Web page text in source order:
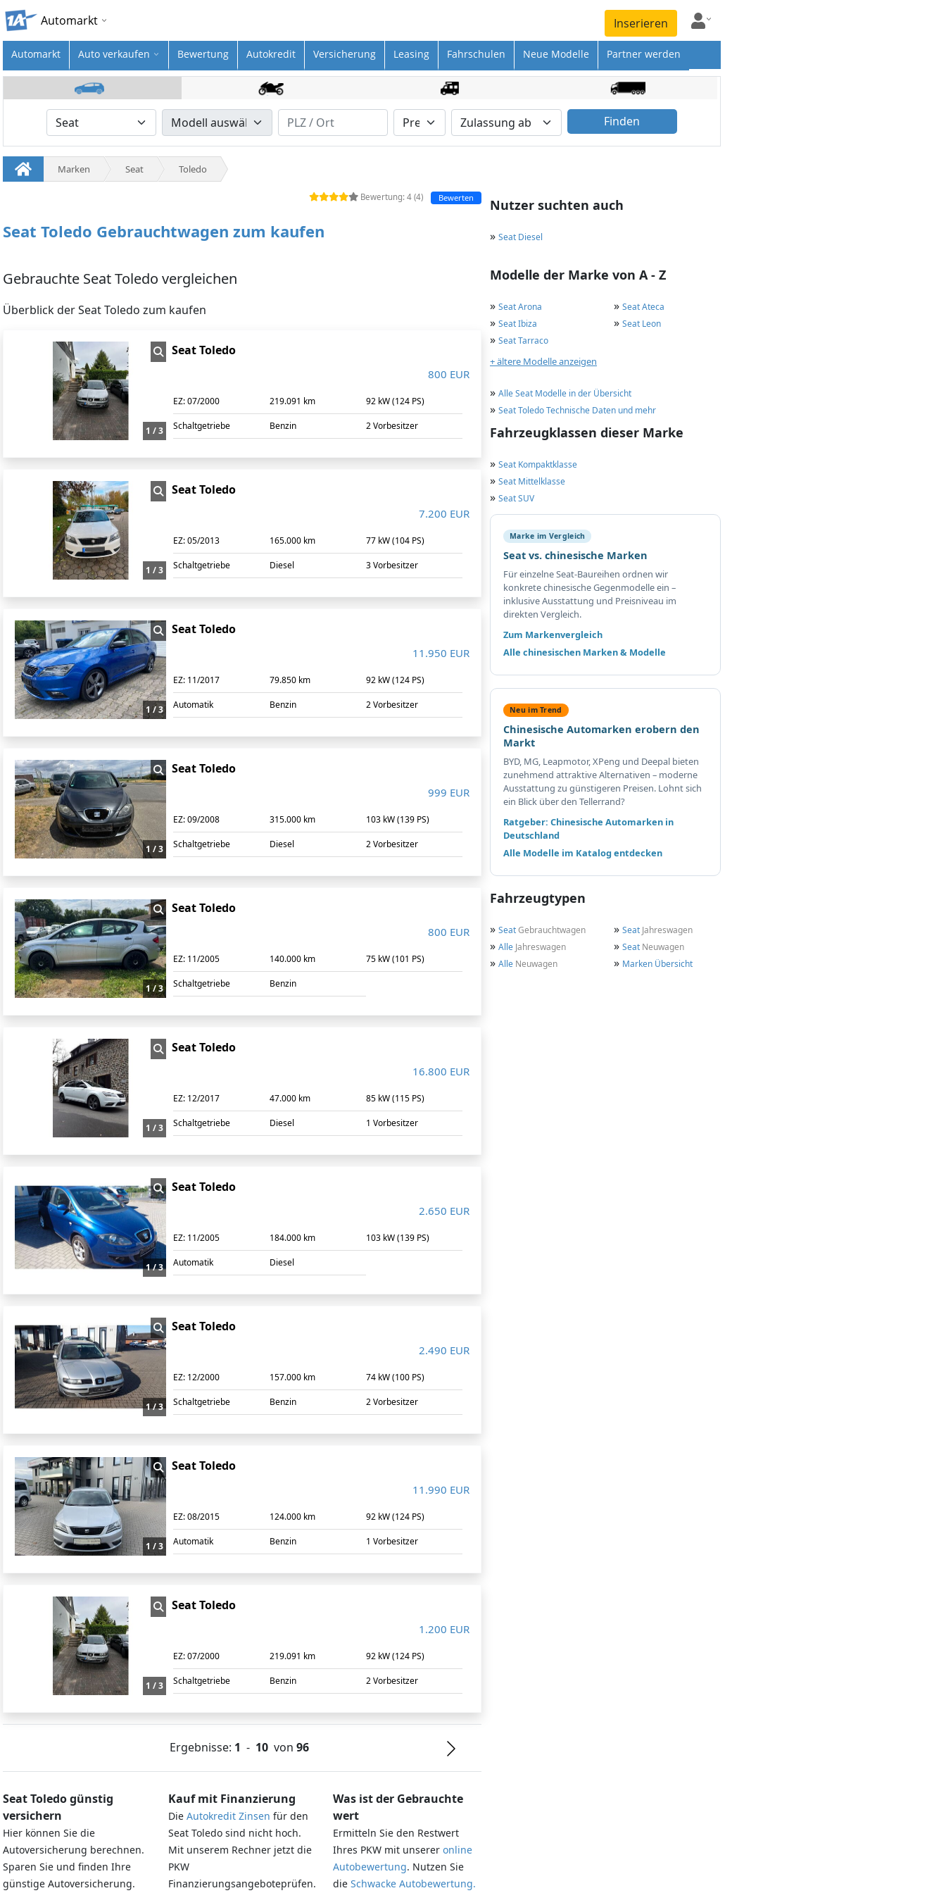
Automarkt Inserieren
Automarkt Auto verkaufen Bewertung Autokredit Versicherung Leasing Fahrschulen Neue Modelle Partner werden
Finden
Marken Seat Toledo
Nutzer suchten auch
» Seat Diesel
Modelle der Marke von A - Z
» Seat Arona » Seat Ateca
» Seat Ibiza » Seat Leon
» Seat Tarraco
+ ältere Modelle anzeigen
» Alle Seat Modelle in der Übersicht
» Seat Toledo Technische Daten und mehr
Fahrzeugklassen dieser Marke
» Seat Kompaktklasse
» Seat Mittelklasse
» Seat SUV
Marke im Vergleich
Seat vs. chinesische Marken
Für einzelne Seat-Baureihen ordnen wir
konkrete chinesische Gegenmodelle ein –
inklusive Ausstattung und Preisniveau im
direkten Vergleich.
Zum Markenvergleich
Alle chinesischen Marken & Modelle
Neu im Trend
Chinesische Automarken erobern den
Markt
BYD, MG, Leapmotor, XPeng und Deepal bieten
zunehmend attraktive Alternativen – moderne
Ausstattung zu günstigeren Preisen. Lohnt sich
ein Blick über den Tellerrand?
Ratgeber: Chinesische Automarken in
Deutschland
Alle Modelle im Katalog entdecken
Fahrzeugtypen
» SeatGebrauchtwagen » Seat Jahreswagen
» Alle Jahreswagen » Seat Neuwagen
» Alle Neuwagen » Marken Übersicht
Bewertung: 4 (4) Bewerten
Seat Toledo Gebrauchtwagen zum kaufen
Gebrauchte Seat Toledo vergleichen
Überblick der Seat Toledo zum kaufen
1 / 3
Seat Toledo
800 EUR
EZ:07/2000 219.091 km 92 kW (124 PS)
Schaltgetriebe Benzin 2 Vorbesitzer
1 / 3
Seat Toledo
7.200 EUR
EZ:05/2013 165.000 km 77 kW (104 PS)
Schaltgetriebe Diesel 3 Vorbesitzer
1 / 3
Seat Toledo
11.950 EUR
EZ: 11/2017 79.850 km 92 kW (124 PS)
Automatik Benzin 2 Vorbesitzer
1 / 3
Seat Toledo
999 EUR
EZ:09/2008 315.000 km 103 kW (139 PS)
Schaltgetriebe Diesel 2 Vorbesitzer
1 / 3
Seat Toledo
800 EUR
EZ: 11/2005 140.000 km 75 kW (101 PS)
Schaltgetriebe Benzin
1 / 3
Seat Toledo
16.800 EUR
EZ: 12/2017 47.000 km 85 kW (115 PS)
Schaltgetriebe Diesel 1 Vorbesitzer
1 / 3
Seat Toledo
2.650 EUR
EZ: 11/2005 184.000 km 103 kW (139 PS)
Automatik Diesel
1 / 3
Seat Toledo
2.490 EUR
EZ: 12/2000 157.000 km 74 kW (100 PS)
Schaltgetriebe Benzin 2 Vorbesitzer
1 / 3
Seat Toledo
11.990 EUR
EZ:08/2015 124.000 km 92 kW (124 PS)
Automatik Benzin 1 Vorbesitzer
1 / 3
Seat Toledo
1.200 EUR
EZ:07/2000 219.091 km 92 kW (124 PS)
Schaltgetriebe Benzin 2 Vorbesitzer
Ergebnisse: 1 - 10 von 96
Seat Toledo günstig
versichern
Hier können Sie die
Autoversicherung berechnen.
Sparen Sie und finden Ihre
günstige Autoversicherung.
Kauf mit Finanzierung
Die Autokredit Zinsen für den
Seat Toledo sind nicht hoch.
Mit unserem Rechner jetzt die
PKW
Finanzierungsangeboteprüfen.
Was ist der Gebrauchte
wert
Ermitteln Sie den Restwert
Ihres PKW mit unsereronline
Autobewertung. Nutzen Sie
dieSchwacke Autobewertung.